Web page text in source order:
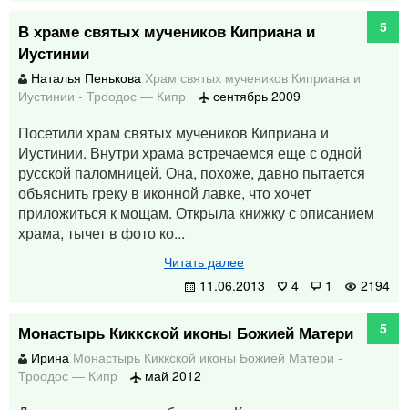
В храме святых мучеников Киприана и
Иустинии
5
Наталья Пенькова Храм святых мучеников Киприана и
Иустинии - Троодос — Кипр сентябрь 2009
Посетили храм святых мучеников Киприана и
Иустинии. Внутри храма встречаемся еще с одной
русской паломницей. Она, похоже, давно пытается
объяснить греку в иконной лавке, что хочет
приложиться к мощам. Открыла книжку с описанием
храма, тычет в фото ко...
Читать далее
11.06.2013
4 1 2194
Монастырь Киккской иконы Божией Матери
5
Ирина Монастырь Киккской иконы Божией Матери -
Троодос — Кипр май 2012